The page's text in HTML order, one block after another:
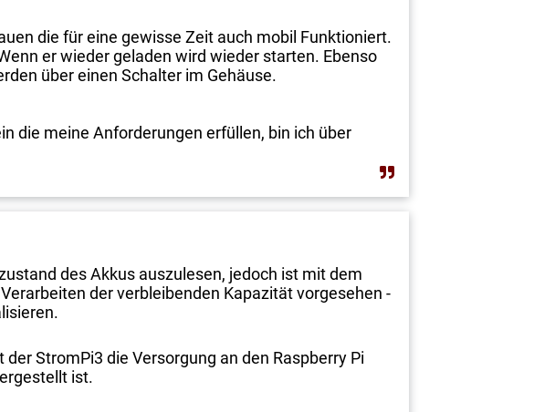
die für eine gewisse Zeit auch mobil Funktioniert.
er wieder geladen wird wieder starten. Ebenso
über einen Schalter im Gehäuse.
die meine Anforderungen erfüllen, bin ich über
des Akkus auszulesen, jedoch ist mit dem
der verbleibenden Kapazität vorgesehen -
StromPi3 die Versorgung an den Raspberry Pi
ist.